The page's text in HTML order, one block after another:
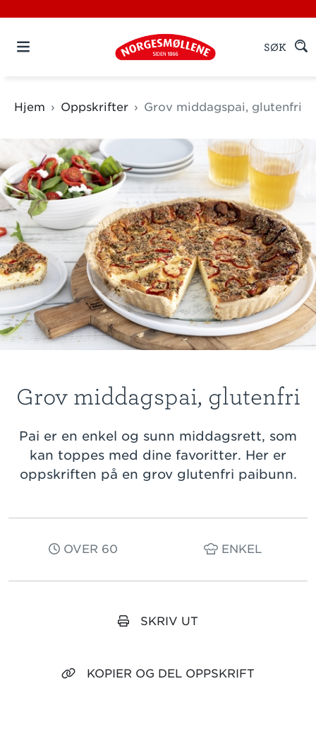
SØK
Hjem Oppskrifter Grov middagspai, glutenfri
Grov middagspai, glutenfri
Pai er en enkel og sunn middagsrett, som
kan toppes med dine favoritter. Her er
oppskriften på en grov glutenfri paibunn.
OVER 60 ENKEL
SKRIV UT
KOPIER OG DEL OPPSKRIFT